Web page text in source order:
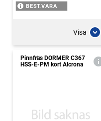
BEST.VARA
Visa
Pinnfräs DORMER C367
HSS-E-PM kort Alcrona